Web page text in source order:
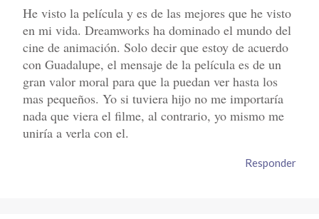
He visto la película y es de las mejores que he visto
en mi vida. Dreamworks ha dominado el mundo del
cine de animación. Solo decir que estoy de acuerdo
con Guadalupe, el mensaje de la película es de un
gran valor moral para que la puedan ver hasta los
mas pequeños. Yo si tuviera hijo no me importaría
nada que viera el filme, al contrario, yo mismo me
uniría a verla con el.
Responder